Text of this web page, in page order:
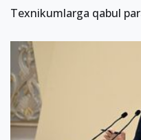
Texnikumlarga qabul